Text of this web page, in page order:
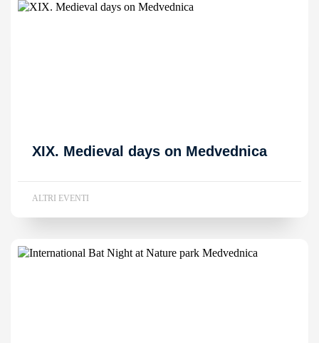
XIX. Medieval days on Medvednica
ALTRI EVENTI